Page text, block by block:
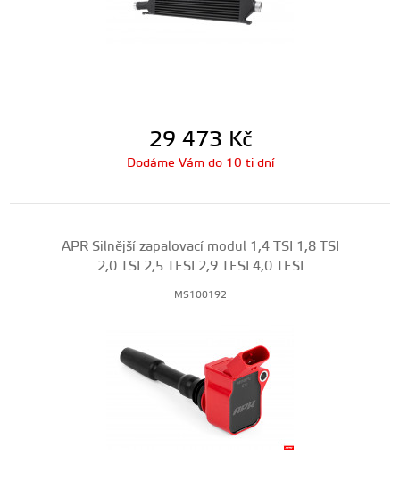
29 473 Kč
Dodáme Vám do 10 ti dní
APR Silnější zapalovací modul 1,4 TSI 1,8 TSI
2,0 TSI 2,5 TFSI 2,9 TFSI 4,0 TFSI
MS100192